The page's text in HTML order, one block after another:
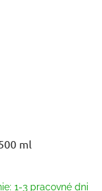
ml
1-3 pracovné dni